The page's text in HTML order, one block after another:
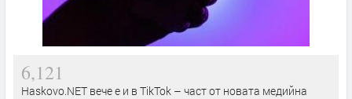
6,121
Haskovo.NET вече е и в TikTok – част от новата медийна